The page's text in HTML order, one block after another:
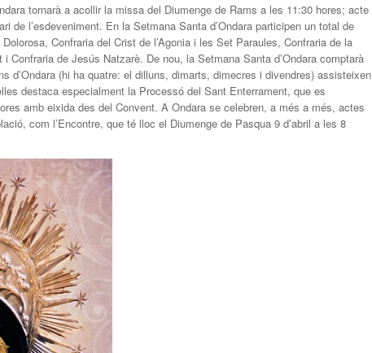
tornarà a acollir la missa del Diumenge de Rams a les 11:30 hores; acte
de l’esdeveniment. En la Setmana Santa d’Ondara participen un total de
Confraria del Crist de l’Agonia i les Set Paraules, Confraria de la
Confraria de Jesús Natzarè. De nou, la Setmana Santa d’Ondara comptarà
(hi ha quatre: el dilluns, dimarts, dimecres i divendres) assisteixen
destaca especialment la Processó del Sant Enterrament, que es
amb eixida des del Convent. A Ondara se celebren, a més a més, actes
com l’Encontre, que té lloc el Diumenge de Pasqua 9 d’abril a les 8